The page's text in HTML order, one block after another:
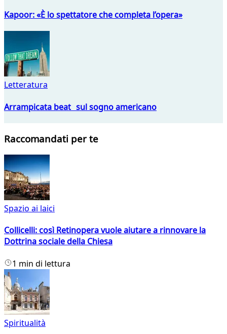
Kapoor: «È lo spettatore che completa l’opera»
Letteratura
Arrampicata beat sul sogno americano
Raccomandati per te
Spazio ai laici
Collicelli: così Retinopera vuole aiutare a rinnovare la
Dottrina sociale della Chiesa
1 min di lettura
Spiritualità